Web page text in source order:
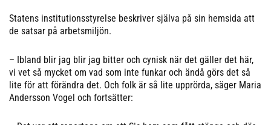
Statens institutionsstyrelse beskriver själva på sin hemsida att
de satsar på arbetsmiljön.
– Ibland blir jag blir jag bitter och cynisk när det gäller det här,
vi vet så mycket om vad som inte funkar och ändå görs det så
lite för att förändra det. Och folk är så lite upprörda, säger Maria
Andersson Vogel och fortsätter: